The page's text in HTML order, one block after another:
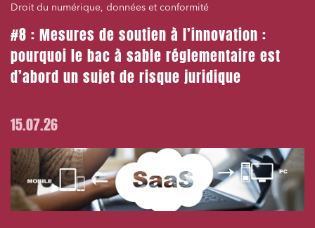
Droit du numérique, données et conformité
#8 : Mesures de soutien à l’innovation :
pourquoi le bac à sable réglementaire est
d’abord un sujet de risque juridique
15.07.26